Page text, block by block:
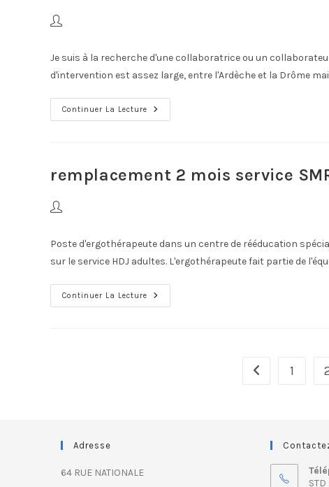
Je suis à la recherche d'une collaboratrice ou un
d'intervention est assez large, entre l'Ardèche et la Drôme
Continuer La Lecture
remplacement 2 mois service
Poste d'ergothérapeute dans un centre de rééducation
sur le service HDJ adultes. L'ergothérapeute fait partie de
Continuer La Lecture
1
Adresse
64 RUE NATIONALE